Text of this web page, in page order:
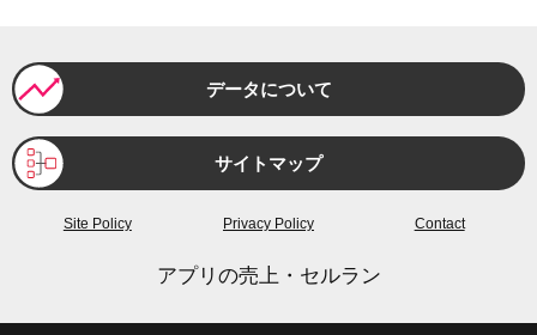
2023年2月
2023年1月 636円
2022年平均 619円
632円
2022年11月 629円
データについて
サイトマップ
Site Policy Privacy Policy Contact
アプリの売上・セルラン